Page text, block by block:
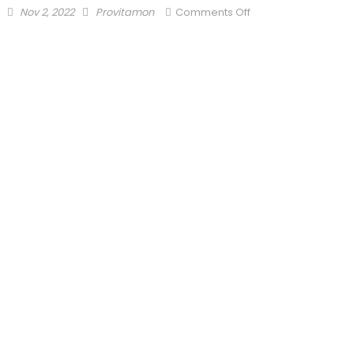
Posted
Nov 2, 2022 Author
Provitamon Comments Offon